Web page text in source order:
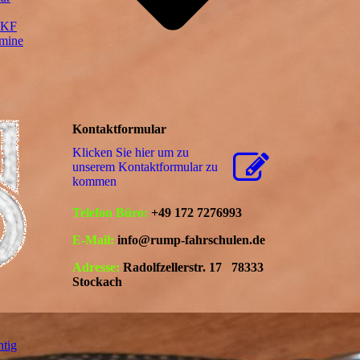
Kontaktformular
Klicken Sie hier um zu
unserem Kon­takt­for­mu­lar zu
kommen
Telefon Büro: +49 172 7276993
E-Mail: info@rump-fahrschulen.de
Adresse: Radolfzellerstr. 17 78333
Stockach